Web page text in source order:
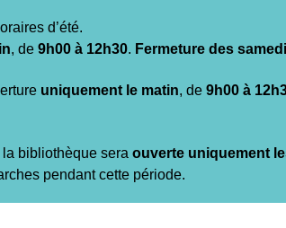
d’été.
, de 9h00 à 12h30. Fermeture des
uniquement le matin, de 9h00 à
la bibliothèque sera ouverte uniquement
pendant cette période.